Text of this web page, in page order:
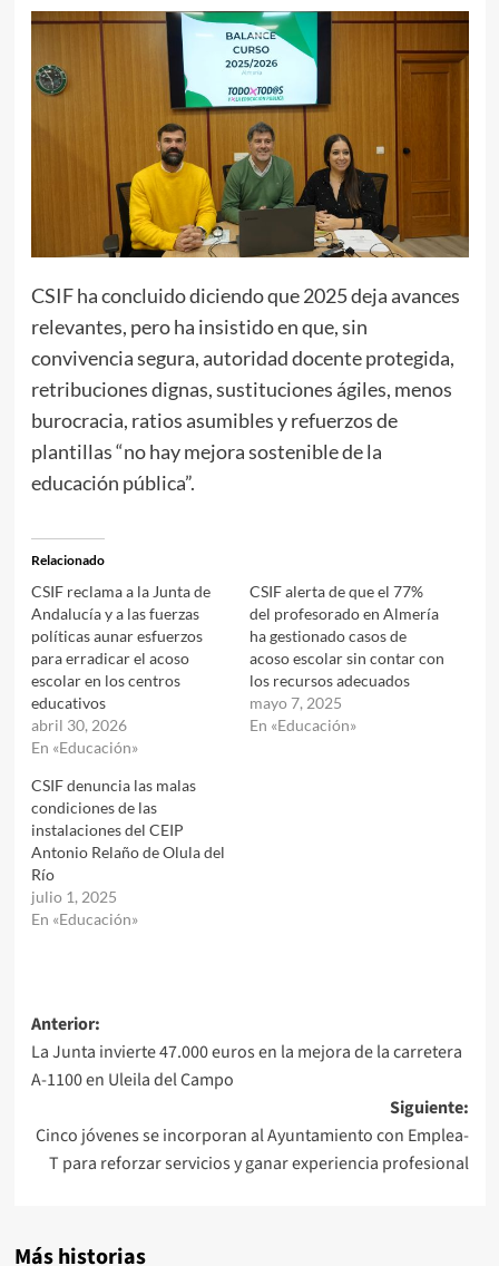
CSIF ha concluido diciendo que 2025 deja avances
relevantes, pero ha insistido en que, sin
convivencia segura, autoridad docente protegida,
retribuciones dignas, sustituciones ágiles, menos
burocracia, ratios asumibles y refuerzos de
plantillas “no hay mejora sostenible de la
educación pública”.
Relacionado
CSIF reclama a la Junta de
Andalucía y a las fuerzas
políticas aunar esfuerzos
para erradicar el acoso
escolar en los centros
educativos
abril 30, 2026
En «Educación»
CSIF alerta de que el 77%
del profesorado en Almería
ha gestionado casos de
acoso escolar sin contar con
los recursos adecuados
mayo 7, 2025
En «Educación»
CSIF denuncia las malas
condiciones de las
instalaciones del CEIP
Antonio Relaño de Olula del
Río
julio 1, 2025
En «Educación»
Navegación
de
entradas
Anterior:
La Junta invierte 47.000 euros en la mejora de la carretera
A-1100 en Uleila del Campo
Siguiente:
Cinco jóvenes se incorporan al Ayuntamiento con Emplea-
T para reforzar servicios y ganar experiencia profesional
Más historias